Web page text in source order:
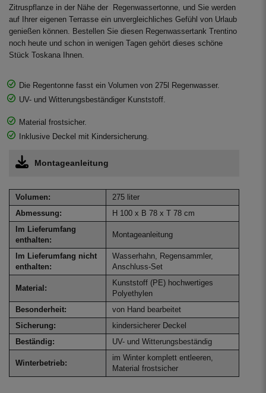
Zitruspflanze in der Nähe der Regenwassertonne, und Sie werden
auf Ihrer eigenen Terrasse ein unvergleichliches Gefühl von Urlaub
genießen können. Bestellen Sie diesen Regenwassertank Trentino
noch heute und schon in wenigen Tagen gehört dieses schöne
Stück Toskana Ihnen.
Die Regentonne fasst ein Volumen von 275l Regenwasser.
UV- und Witterungsbeständiger Kunststoff.
Material frostsicher.
Inklusive Deckel mit Kindersicherung.
Montageanleitung
Volumen:
275 liter
Abmessung:
H 100 x B 78 x T 78 cm
Im Lieferumfang
enthalten:
Montageanleitung
Im Lieferumfang nicht
enthalten:
Wasserhahn, Regensammler,
Anschluss-Set
Material:
Kunststoff (PE) hochwertiges
Polyethylen
Besonderheit:
von Hand bearbeitet
Sicherung:
kindersicherer Deckel
Beständig:
UV- und Witterungsbeständig
Winterbetrieb:
im Winter komplett entleeren,
Material frostsicher